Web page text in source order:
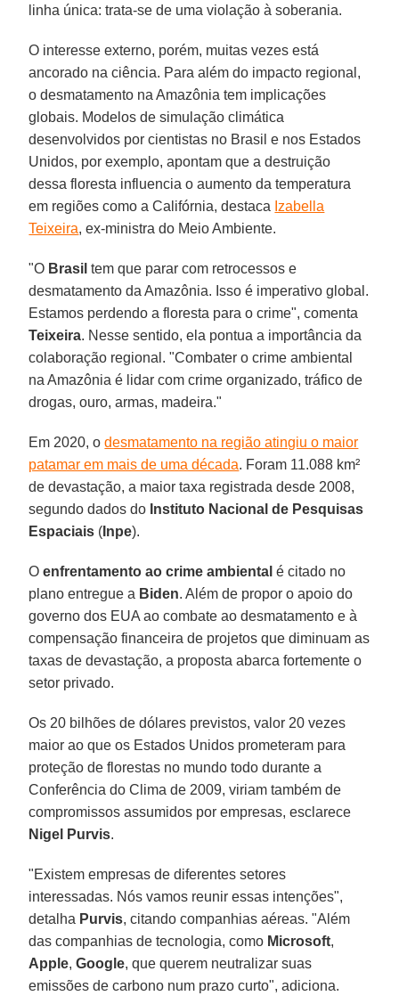
linha única: trata-se de uma violação à soberania.
O interesse externo, porém, muitas vezes está
ancorado na ciência. Para além do impacto regional,
o desmatamento na Amazônia tem implicações
globais. Modelos de simulação climática
desenvolvidos por cientistas no Brasil e nos Estados
Unidos, por exemplo, apontam que a destruição
dessa floresta influencia o aumento da temperatura
em regiões como a Califórnia, destaca Izabella
Teixeira, ex-ministra do Meio Ambiente.
"O Brasil tem que parar com retrocessos e
desmatamento da Amazônia. Isso é imperativo global.
Estamos perdendo a floresta para o crime", comenta
Teixeira. Nesse sentido, ela pontua a importância da
colaboração regional. "Combater o crime ambiental
na Amazônia é lidar com crime organizado, tráfico de
drogas, ouro, armas, madeira."
Em 2020, odesmatamento na região atingiu o maior
patamar em mais de uma década. Foram 11.088 km²
de devastação, a maior taxa registrada desde 2008,
segundo dados do Instituto Nacional de Pesquisas
Espaciais ( Inpe).
Oenfrentamento ao crime ambiental é citado no
plano entregue a Biden. Além de propor o apoio do
governo dos EUA ao combate ao desmatamento e à
compensação financeira de projetos que diminuam as
taxas de devastação, a proposta abarca fortemente o
setor privado.
Os 20 bilhões de dólares previstos, valor 20 vezes
maior ao que os Estados Unidos prometeram para
proteção de florestas no mundo todo durante a
Conferência do Clima de 2009, viriam também de
compromissos assumidos por empresas, esclarece
Nigel Purvis.
"Existem empresas de diferentes setores
interessadas. Nós vamos reunir essas intenções",
detalha Purvis, citando companhias aéreas. "Além
das companhias de tecnologia, como Microsoft,
Apple,Google, que querem neutralizar suas
emissões de carbono num prazo curto", adiciona.